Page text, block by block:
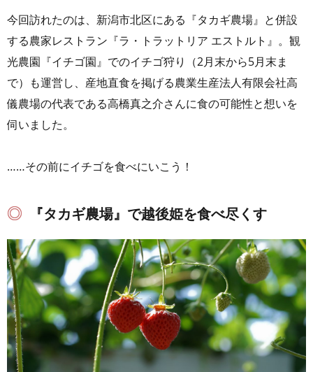
今回訪れたのは、新潟市北区にある『タカギ農場』と併設
する農家レストラン『ラ・トラットリア エストルト』。観
光農園『イチゴ園』でのイチゴ狩り（2月末から5月末ま
で）も運営し、産地直食を掲げる農業生産法人有限会社高
儀農場の代表である高橋真之介さんに食の可能性と想いを
伺いました。
……その前にイチゴを食べにいこう！
『タカギ農場』で越後姫を食べ尽くす